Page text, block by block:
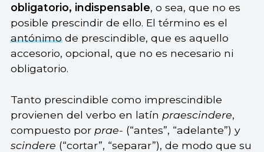
obligatorio, indispensable, o sea, que no es
posible prescindir de ello. El término es el
antónimode prescindible, que es aquello
accesorio, opcional, que no es necesario ni
obligatorio.
Tanto prescindible como imprescindible
provienen del verbo en latín praescindere,
compuesto por prae- (“antes”, “adelante”) y
scindere (“cortar”, “separar”), de modo que su